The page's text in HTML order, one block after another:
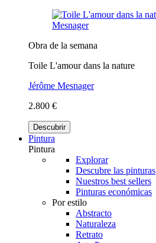
Obra de la semana
Toile L'amour dans la nature
Jérôme Mesnager
2.800 €
Descubrir
Pintura
Pintura
Explorar
Descubre las pinturas
Nuestros best sellers
Pinturas económicas
Por estilo
Abstracto
Naturaleza
Retrato